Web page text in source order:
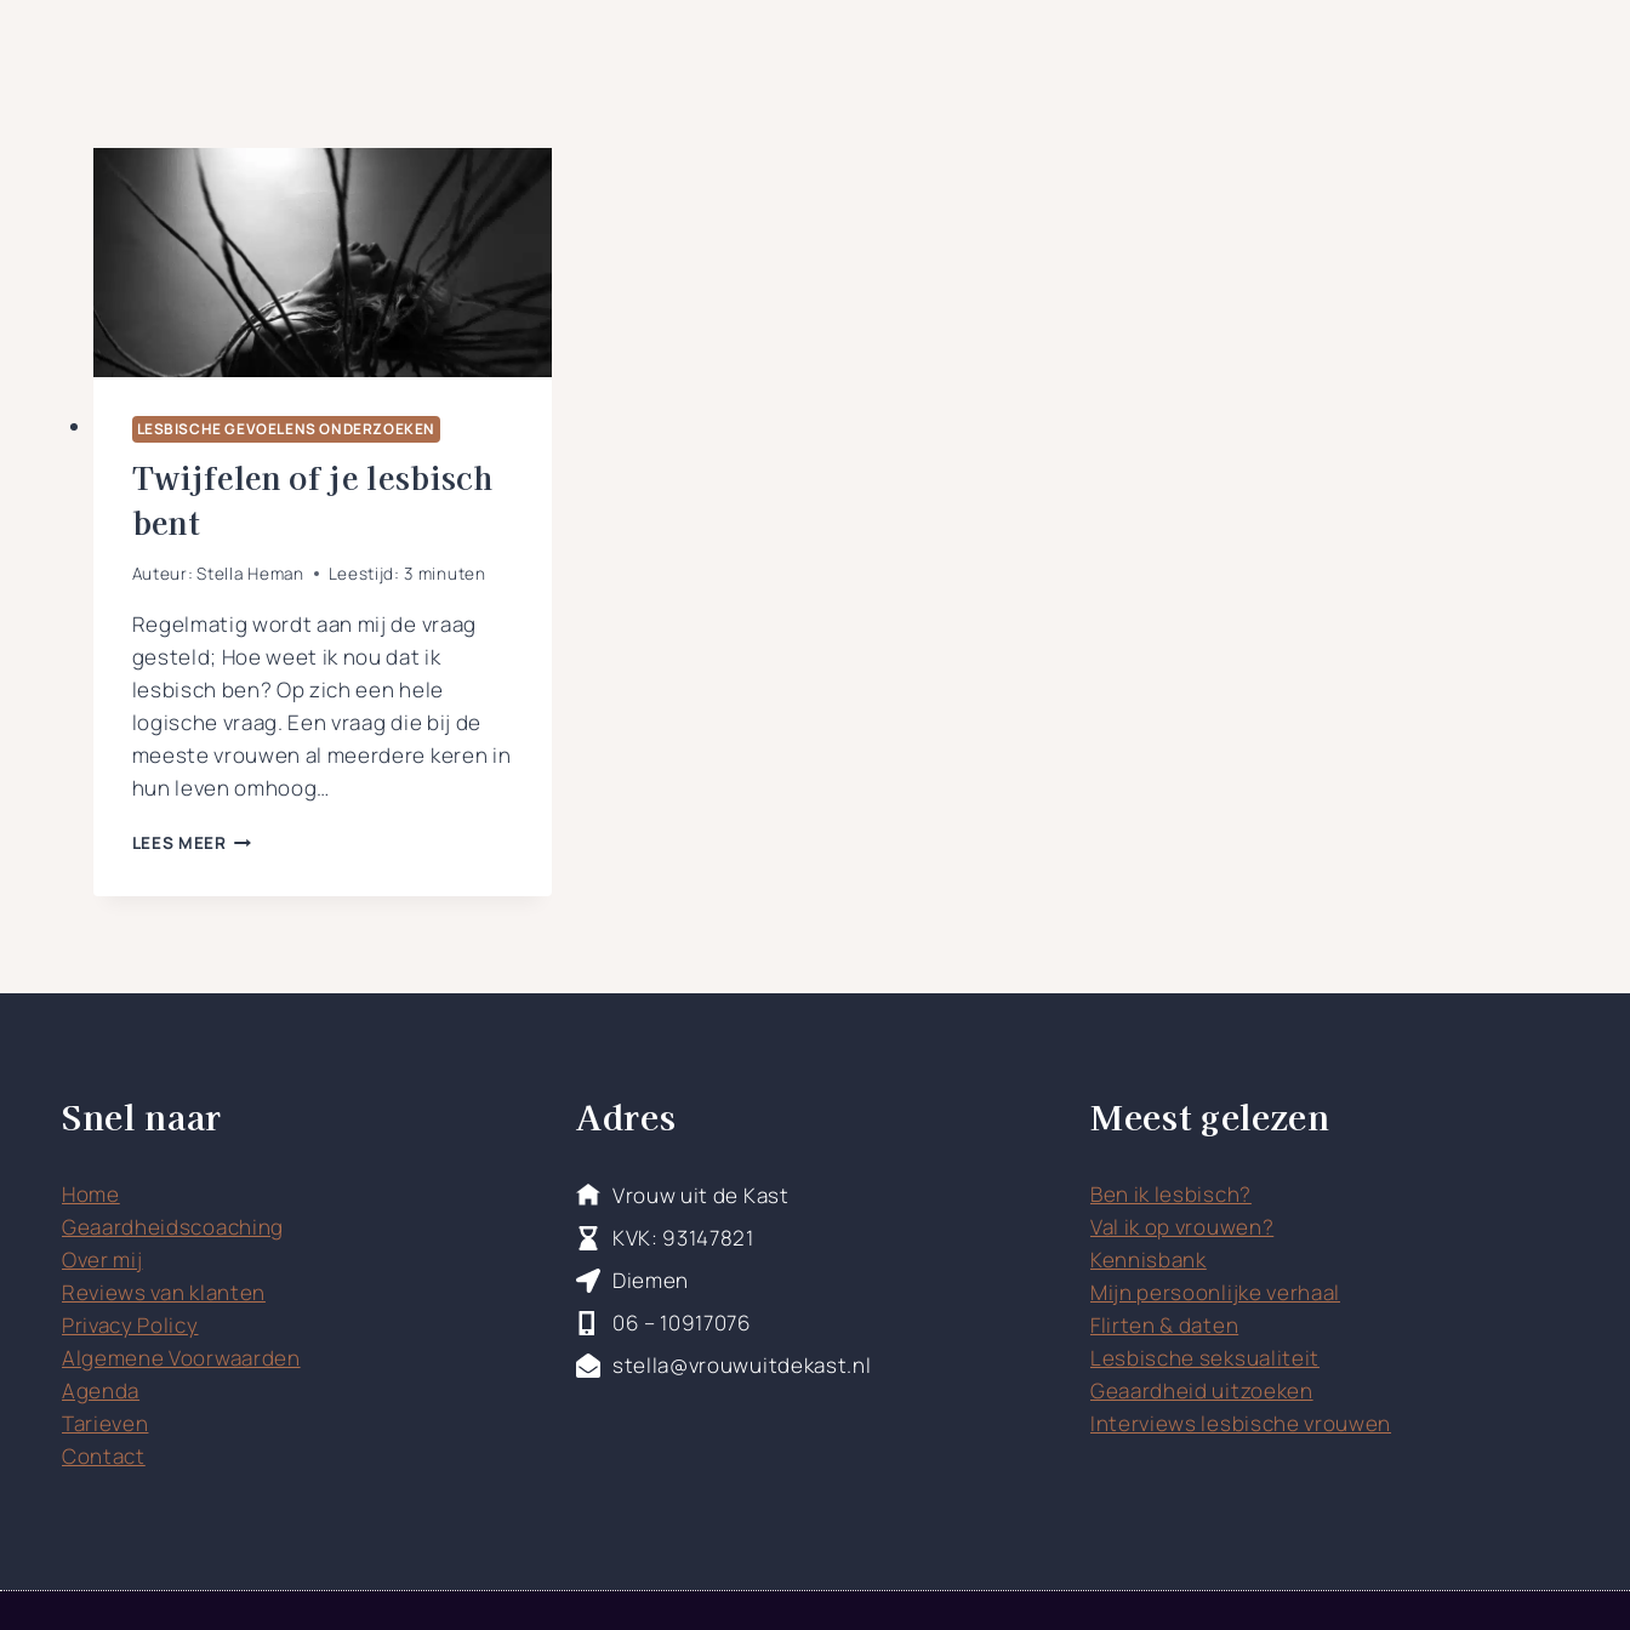
LESBISCHE GEVOELENS ONDERZOEKEN
Twijfelen of je lesbisch
bent
Auteur: Stella Heman Leestijd: 3 minuten
Regelmatig wordt aan mij de vraag
gesteld; Hoe weet ik nou dat ik
lesbisch ben? Op zich een hele
logische vraag. Een vraag die bij de
meeste vrouwen al meerdere keren in
hun leven omhoog…
LEES MEERTWIJFELEN
Snel naar
Home
Geaardheidscoaching
Over mij
Reviews van klanten
Privacy Policy
Algemene Voorwaarden
Agenda
Tarieven
Contact
Adres
Vrouw uit de Kast
KVK: 93147821
Diemen
06 – 10917076
stella@vrouwuitdekast.nl
Meest gelezen
Ben ik lesbisch?
Val ik op vrouwen?
Kennisbank
Mijn persoonlijke verhaal
Flirten & daten
Lesbische seksualiteit
Geaardheid uitzoeken
Interviews lesbische vrouwen